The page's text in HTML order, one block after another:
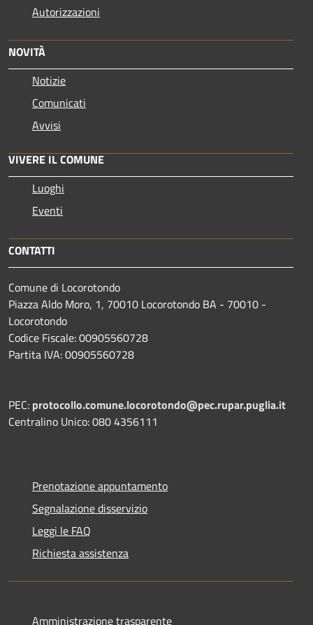
Autorizzazioni
NOVITÀ
Notizie
Comunicati
Avvisi
VIVERE IL COMUNE
Luoghi
Eventi
CONTATTI
Comune di Locorotondo
Piazza Aldo Moro, 1, 70010 Locorotondo BA - 70010 -
Locorotondo
Codice Fiscale: 00905560728
Partita IVA: 00905560728
PEC: protocollo.comune.locorotondo@pec.rupar.puglia.it
Centralino Unico: 080 4356111
Prenotazione appuntamento
Segnalazione disservizio
Leggi le FAQ
Richiesta assistenza
Amministrazione trasparente